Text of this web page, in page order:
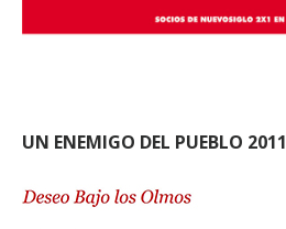
UN ENEMIGO DEL PUEBLO 2011